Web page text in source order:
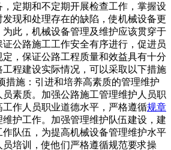
定期和不定期开展检查工作，掌握设
现和处理存在的缺陷，使机械设备更
此，机械设备管理及维护应该贯穿于
公路施工工作安全有序进行，促进员
，保证公路工程质量和效益具有十分
程建设实际情况，可以采取以下措施
措施：引进和培养高素质的管理维护
员素质。加强公路施工管理维护人员职
作人员职业道德水平，严格遵循规章
护工作。加强管理维护队伍建设，建
队伍，为提高机械设备管理维护水平
培训，使他们严格遵循规范要求操